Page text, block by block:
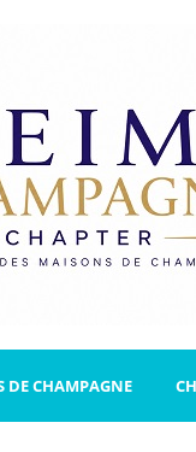
DE CHAMPAGNE